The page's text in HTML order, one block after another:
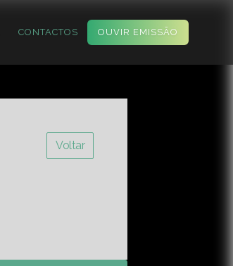
CONTACTOS OUVIR EMISSÃO
Voltar